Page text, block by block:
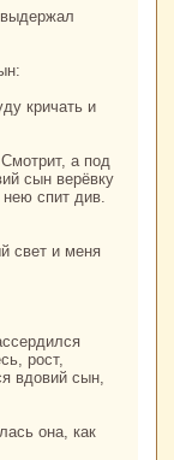
сын верёвку
спит див.
рост,
вдовий сын,